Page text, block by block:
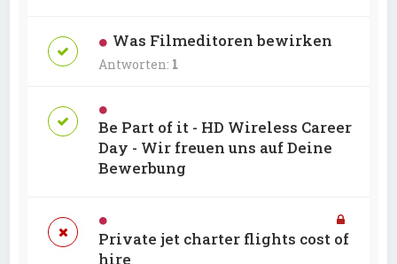
Was Filmeditoren bewirken
Antworten: 1
Be Part of it - HD Wireless Career
Day - Wir freuen uns auf Deine
Bewerbung
Private jet charter flights cost of
hire